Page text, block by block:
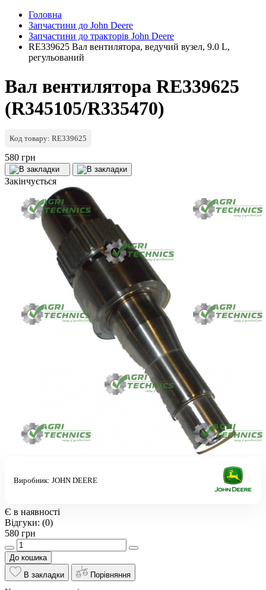
Головна
Запчастини до John Deere
Запчастини до тракторів John Deere
RE339625 Вал вентилятора, ведучий вузел, 9.0 L,
регульований
Вал вентилятора RE339625
(R345105/R335470)
Код товару: RE339625
580 грн
Закінчується
Виробник: JOHN DEERE
Є в наявності
Відгуки: (0)
580 грн
До кошика
В закладки
Порівняння